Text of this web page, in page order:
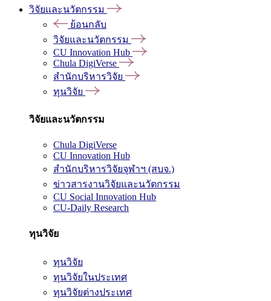
วิจัยและนวัตกรรม
ย้อนกลับ
วิจัยและนวัตกรรม
CU Innovation Hub
Chula DigiVerse
สำนักบริหารวิจัย
ทุนวิจัย
วิจัยและนวัตกรรม
Chula DigiVerse
CU Innovation Hub
สำนักบริหารวิจัยจุฬาฯ (สบจ.)
ข่าวสารงานวิจัยและนวัตกรรม
CU Social Innovation Hub
CU-Daily Research
ทุนวิจัย
ทุนวิจัย
ทุนวิจัยในประเทศ
ทุนวิจัยต่างประเทศ